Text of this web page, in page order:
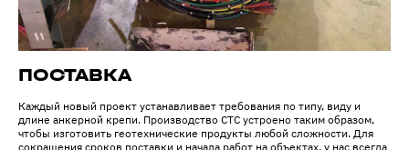
ПОСТАВКА
Каждый новый проект устанавливает требования по типу, виду и
длине анкерной крепи. Производство СТС устроено таким образом,
чтобы изготовить геотехнические продукты любой сложности. Для
сокращения сроков поставки и начала работ на объектах, у нас всегда